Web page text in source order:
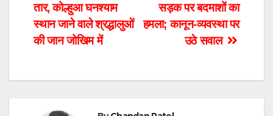
सड़क पर बदमाशों का
हमला; कानून-व्यवस्था पर
उठे सवाल
तार, कोल्हुआ घनश्याम
स्थान जाने वाले श्रद्धालुओं
की जान जोखिम में